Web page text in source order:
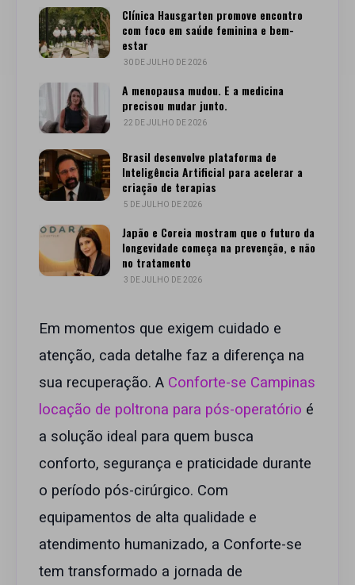
Clínica Hausgarten promove encontro
com foco em saúde feminina e bem-
estar
30 DE JULHO DE 2026
A menopausa mudou. E a medicina
precisou mudar junto.
22 DE JULHO DE 2026
Brasil desenvolve plataforma de
Inteligência Artificial para acelerar a
criação de terapias
5 DE JULHO DE 2026
Japão e Coreia mostram que o futuro da
longevidade começa na prevenção, e não
no tratamento
3 DE JULHO DE 2026
Em momentos que exigem cuidado e
atenção, cada detalhe faz a diferença na
sua recuperação. A Conforte-se Campinas
locação de poltrona para pós-operatório é
a solução ideal para quem busca
conforto, segurança e praticidade durante
o período pós-cirúrgico. Com
equipamentos de alta qualidade e
atendimento humanizado, a Conforte-se
tem transformado a jornada de